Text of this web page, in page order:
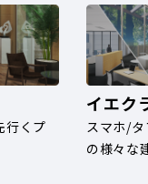
行くプ
イエク
スマホ/
の様々な